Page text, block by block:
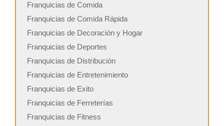
Franquicias de Comida
Franquicias de Comida Rápida
Franquicias de Decoración y Hogar
Franquicias de Deportes
Franquicias de Distribución
Franquicias de Entretenimiento
Franquicias de Exito
Franquicias de Ferreterías
Franquicias de Fitness